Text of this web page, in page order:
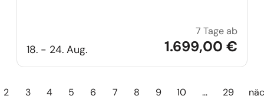
18. - 24. Aug.
7 Tage ab
1.699,00 €
2 3 4 5 6 7 8 9 10 … 29